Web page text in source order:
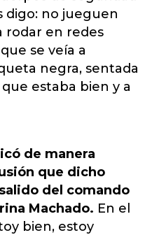
digo: no jueguen
rodar en redes
se veía a
negra, sentada
estaba bien y a
de manera
que dicho
del comando
Machado. En el
bien, estoy